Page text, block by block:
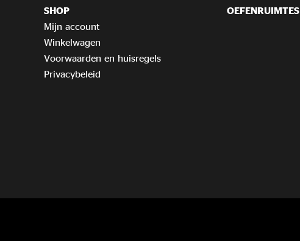
SHOP
Mijn account
Winkelwagen
Voorwaarden en huisregels
Privacybeleid
OEFENRUIMTES